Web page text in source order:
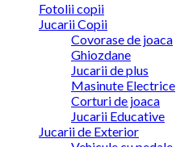
Fotolii copii
Jucarii Copii
Covorase de joaca
Ghiozdane
Jucarii de plus
Masinute Electrice
Corturi de joaca
Jucarii Educative
Jucarii de Exterior